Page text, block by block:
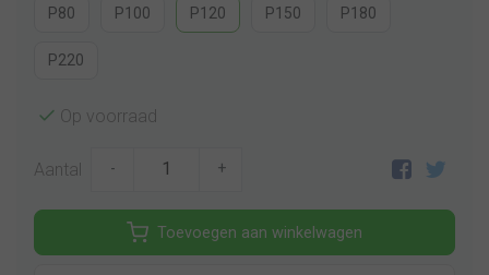
P80 P100 P120 P150 P180
P220
Op voorraad
Aantal - +
Toevoegen aan winkelwagen